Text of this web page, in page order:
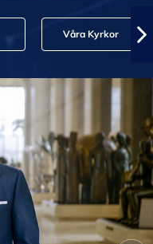
Våra Kyrkor